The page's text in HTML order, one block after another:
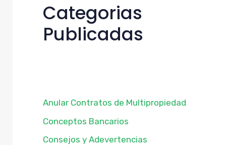
Categorias
Publicadas
Anular Contratos de Multipropiedad
Conceptos Bancarios
Consejos y Adevertencias